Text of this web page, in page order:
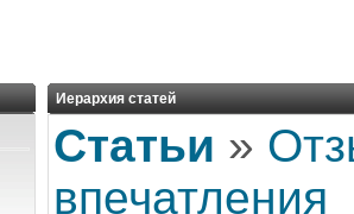
Иерархия статей
Статьи »
впечатления